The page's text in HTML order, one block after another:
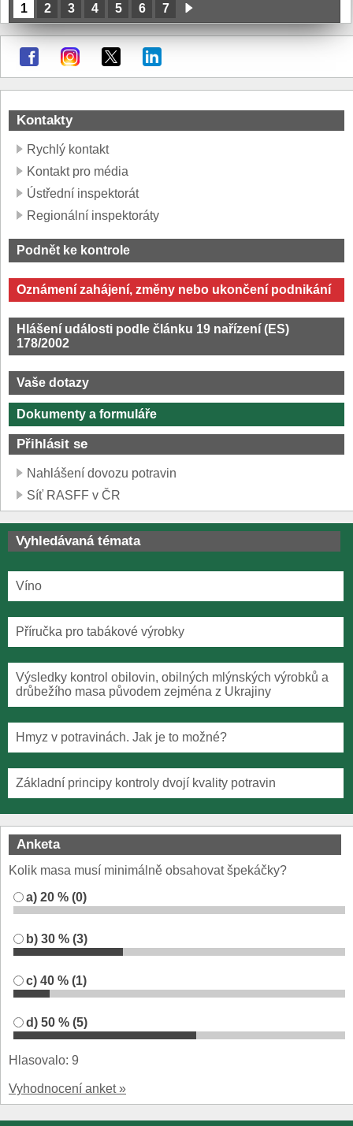
1 2 3 4 5 6 7
Kontakty
Rychlý kontakt
Kontakt pro média
Ústřední inspektorát
Regionální inspektoráty
Podnět ke kontrole
Oznámení zahájení, změny nebo ukončení podnikání
Hlášení události podle článku 19 nařízení (ES)
178/2002
Vaše dotazy
Dokumenty a formuláře
Přihlásit se
Nahlášení dovozu potravin
Síť RASFF v ČR
Vyhledávaná témata
Víno
Příručka pro tabákové výrobky
Výsledky kontrol obilovin, obilných mlýnských výrobků a
drůbežího masa původem zejména z Ukrajiny
Hmyz v potravinách. Jak je to možné?
Základní principy kontroly dvojí kvality potravin
Anketa
Kolik masa musí minimálně obsahovat špekáčky?
a) 20 % (0)
b) 30 % (3)
c) 40 % (1)
d) 50 % (5)
Hlasovalo: 9
Vyhodnocení anket »